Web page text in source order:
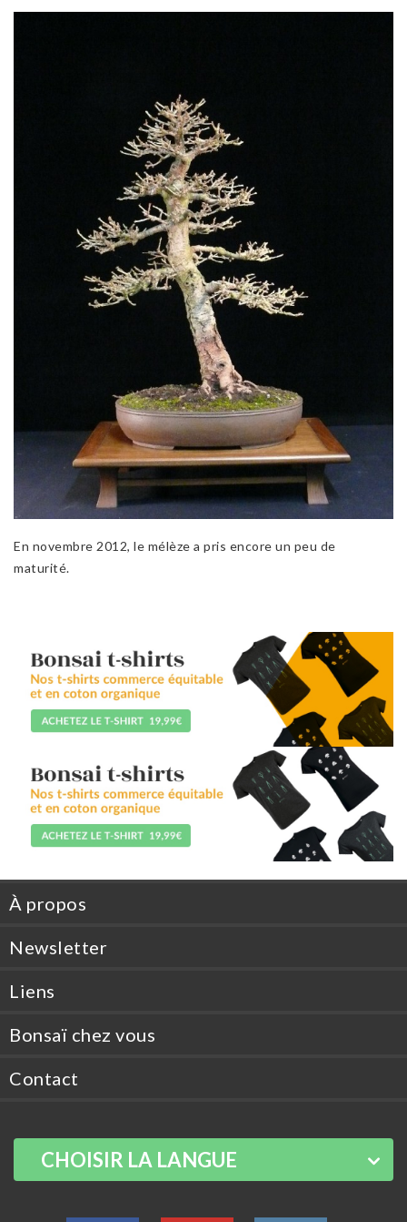
En novembre 2012, le mélèze a pris encore un peu de
maturité.
À propos
Newsletter
Liens
Bonsaï chez vous
Contact
CHOISIR LA LANGUE